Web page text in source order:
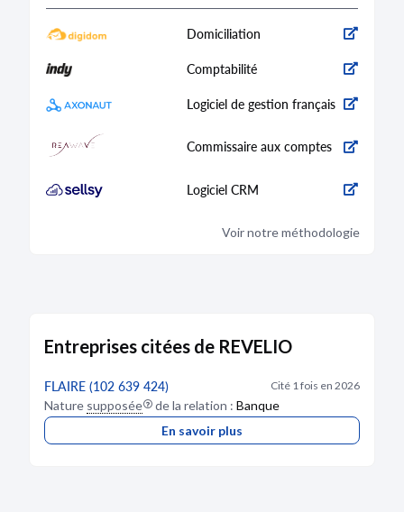
Domiciliation
Comptabilité
Logiciel de gestion français
Commissaire aux comptes
Logiciel CRM
Voir notre méthodologie
Entreprises citées de REVELIO
FLAIRE (102 639 424) Cité 1 fois en 2026
Nature supposée de la relation : Banque
En savoir plus